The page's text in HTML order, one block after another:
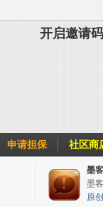
开启邀请
申请担保 社区商
墨
墨
原